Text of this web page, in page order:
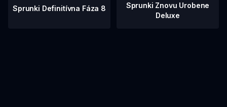
Sprunki Definitívna Fáza 8
Sprunki Znovu Urobene
Deluxe